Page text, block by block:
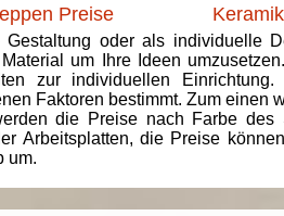
Preise
oder als individuelle
um Ihre Ideen
zur individuellen
Faktoren bestimmt. Zum einen
die Preise nach Farbe des
Arbeitsplatten, die Preise
um.